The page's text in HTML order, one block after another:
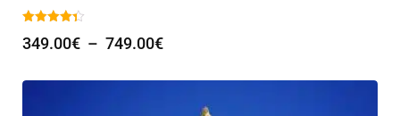
349.00€ – 749.00€